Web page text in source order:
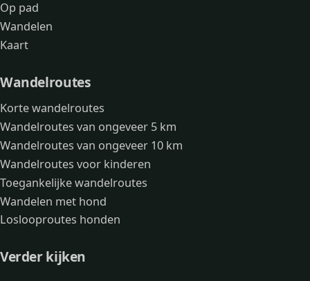
Op pad
Wandelen
Kaart
Wandelroutes
Korte wandelroutes
Wandelroutes van ongeveer 5 km
Wandelroutes van ongeveer 10 km
Wandelroutes voor kinderen
Toegankelijke wandelroutes
Wandelen met hond
Loslooproutes honden
Verder kijken